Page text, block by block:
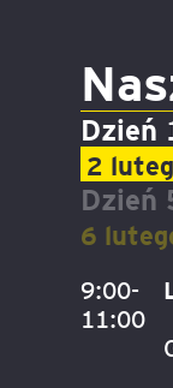
Dzień
2
Dzień
6
9:00-
11:00